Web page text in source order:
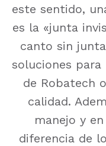
este sentido,
es la «junta
canto sin
soluciones para
de Robatech
calidad.
manejo y
diferencia de